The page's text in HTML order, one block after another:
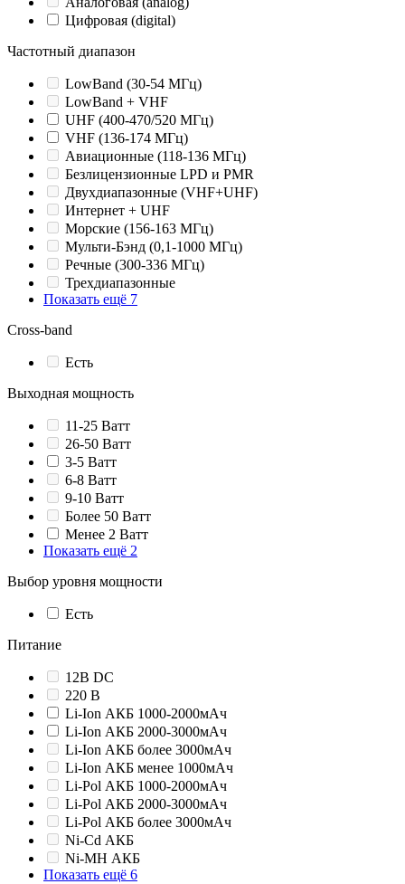
Цифровая (digital)
Частотный диапазон
LowBand (30-54 МГц)
LowBand + VHF
UHF (400-470/520 МГц)
VHF (136-174 МГц)
Авиационные (118-136 МГц)
Безлицензионные LPD и PMR
Двухдиапазонные (VHF+UHF)
Интернет + UHF
Морские (156-163 МГц)
Мульти-Бэнд (0,1-1000 МГц)
Речные (300-336 МГц)
Трехдиапазонные
Показать ещё 7
Cross-band
Есть
Выходная мощность
11-25 Ватт
26-50 Ватт
3-5 Ватт
6-8 Ватт
9-10 Ватт
Более 50 Ватт
Менее 2 Ватт
Показать ещё 2
Выбор уровня мощности
Есть
Питание
12В DC
220 В
Li-Ion АКБ 1000-2000мАч
Li-Ion АКБ 2000-3000мАч
Li-Ion АКБ более 3000мАч
Li-Ion АКБ менее 1000мАч
Li-Pol АКБ 1000-2000мАч
Li-Pol АКБ 2000-3000мАч
Li-Pol АКБ более 3000мАч
Ni-Cd АКБ
Ni-MH АКБ
Показать ещё 6